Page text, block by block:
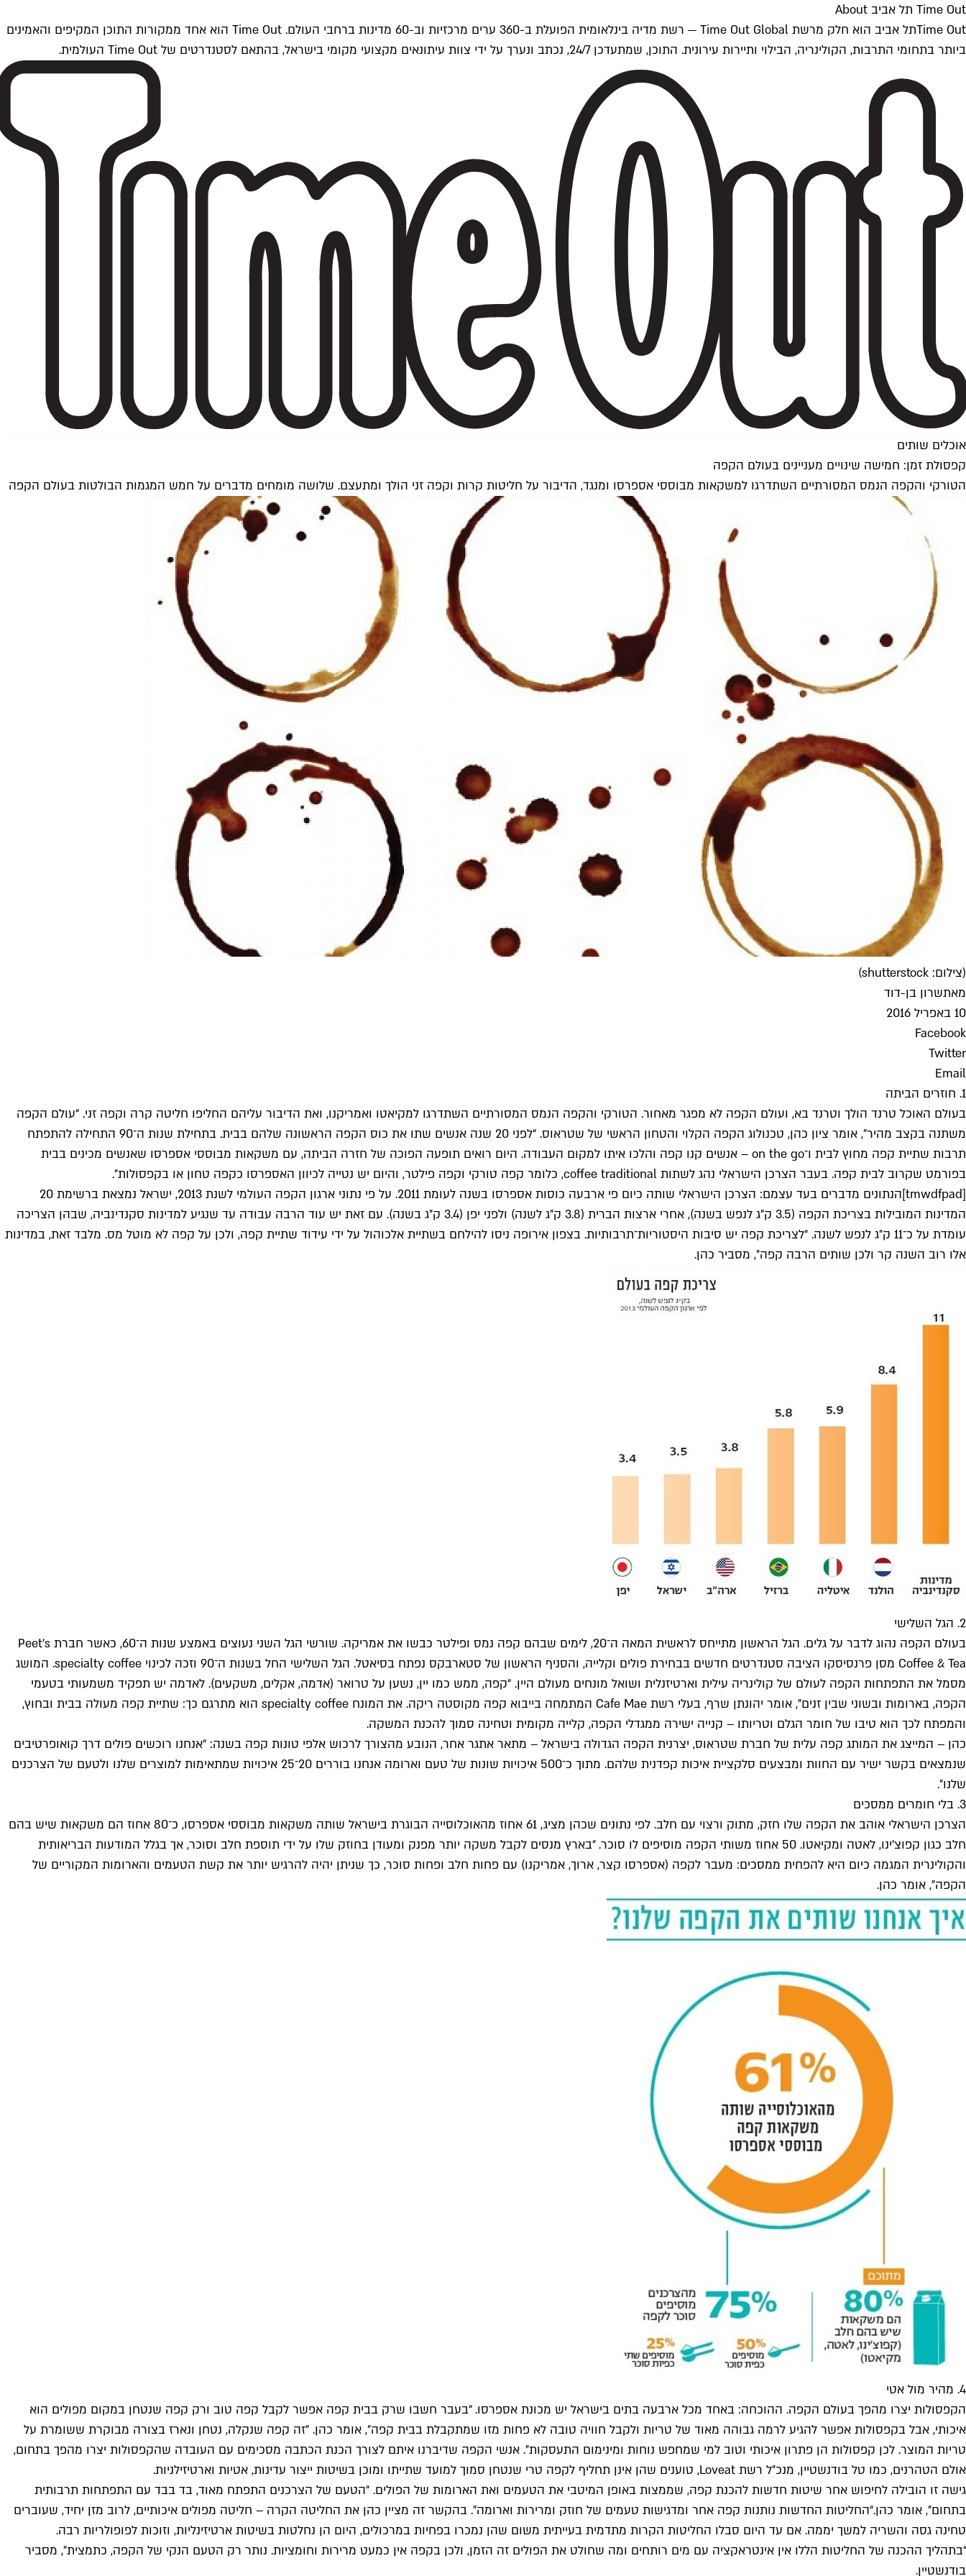
Time Out תל אביב About
Time Outתל אביב הוא חלק מרשת Time Out Global — רשת מדיה בינלאומית הפועלת ב-360 ערים מרכזיות וב-60 מדינות ברחבי העולם. Time Out הוא אחד ממקורות התוכן המקיפים והאמינים
ביותר בתחומי התרבות, הקולינריה, הבילוי ותיירות עירונית. התוכן, שמתעדכן 24/7, נכתב ונערך על ידי צוות עיתונאים מקצועי מקומי בישראל, בהתאם לסטנדרטים של Time Out העולמית.
אוכלים שותים
קפסולת זמן: חמישה שינויים מעניינים בעולם הקפה
הטורקי והקפה הנמס המסורתיים השתדרגו למשקאות מבוססי אספרסו ומנגד, הדיבור על חליטות קרות וקפה זני הולך ומתעצם. שלושה מומחים מדברים על חמש המגמות הבולטות בעולם הקפה
(צילום: shutterstock)
מאתשרון בן-דוד
10 באפריל 2016
Facebook
Twitter
Email
1. חוזרים הביתה
בעולם האוכל טרנד הולך וטרנד בא, ועולם הקפה לא מפגר מאחור. הטורקי והקפה הנמס המסורתיים השתדרגו למקיאטו ואמריקנו, ואת הדיבור עליהם החליפו חליטה קרה וקפה זני. “עולם הקפה
משתנה בקצב מהיר״, אומר ציון כהן, טכנולוג הקפה הקלוי והטחון הראשי של שטראוס. “לפני 20 שנה אנשים שתו את כוס הקפה הראשונה שלהם בבית. בתחילת שנות ה־90 התחילה להתפתח
תרבות שתיית קפה מחוץ לבית ו־on the go – אנשים קנו קפה והלכו איתו למקום העבודה. היום רואים תופעה הפוכה של חזרה הביתה, עם משקאות מבוססי אספרסו שאנשים מכינים בבית
בפורמט שקרוב לבית קפה. בעבר הצרכן הישראלי נהג לשתות coffee traditional, כלומר קפה טורקי וקפה פילטר, והיום יש נטייה לכיוון האספרסו כקפה טחון או בקפסולות״.
[tmwdfpad]הנתונים מדברים בעד עצמם: הצרכן הישראלי שותה כיום פי ארבעה כוסות אספרסו בשנה לעומת 2011. על פי נתוני ארגון הקפה העולמי לשנת 2013, ישראל נמצאת ברשימת 20
המדינות המובילות בצריכת הקפה (3.5 ק״ג לנפש בשנה), אחרי ארצות הברית (3.8 ק״ג לשנה) ולפני יפן (3.4 ק״ג בשנה). עם זאת יש עוד הרבה עבודה עד שנגיע למדינות סקנדינביה, שבהן הצריכה
עומדת על כ־11 ק״ג לנפש לשנה. “לצריכת קפה יש סיבות היסטוריות־תרבותיות. בצפון אירופה ניסו להילחם בשתיית אלכוהול על ידי עידוד שתיית קפה, ולכן על קפה לא מוטל מס. מלבד זאת, במדינות
אלו רוב השנה קר ולכן שותים הרבה קפה״, מסביר כהן.
2. הגל השלישי
בעולם הקפה נהוג לדבר על גלים. הגל הראשון מתייחס לראשית המאה ה־20, לימים שבהם קפה נמס ופילטר כבשו את אמריקה. שורשי הגל השני נעוצים באמצע שנות ה־60, כאשר חברת Peet's
Coffee & Tea מסן פרנסיסקו הציבה סטנדרטים חדשים בבחירת פולים וקלייה, והסניף הראשון של סטארבקס נפתח בסיאטל. הגל השלישי החל בשנות ה־90 וזכה לכינוי specialty coffee. המושג
מסמל את התפתחות הקפה לעולם של קולינריה עילית וארטיזנלית ושואל מונחים מעולם היין. “קפה, ממש כמו יין, נשען על טרואר (אדמה, אקלים, משקעים). לאדמה יש תפקיד משמעותי בטעמי
הקפה, בארומות ובשוני שבין זנים״, אומר יהונתן שרף, בעלי רשת Cafe Mae המתמחה בייבוא קפה מקוסטה ריקה. את המונח specialty coffee הוא מתרגם כך: שתיית קפה מעולה בבית ובחוץ,
והמפתח לכך הוא טיבו של חומר הגלם וטריותו – קנייה ישירה ממגדלי הקפה, קלייה מקומית וטחינה סמוך להכנת המשקה.
כהן – המייצג את המותג קפה עלית של חברת שטראוס, יצרנית הקפה הגדולה בישראל – מתאר אתגר אחר, הנובע מהצורך לרכוש אלפי טונות קפה בשנה: “אנחנו רוכשים פולים דרך קואופרטיבים
שנמצאים בקשר ישיר עם החוות ומבצעים סלקציית איכות קפדנית שלהם. מתוך כ־500 איכויות שונות של טעם וארומה אנחנו בוררים 20־25 איכויות שמתאימות למוצרים שלנו ולטעם של הצרכנים
שלנו״.
3. בלי חומרים ממסכים
הצרכן הישראלי אוהב את הקפה שלו חזק, מתוק ורצוי עם חלב. לפי נתונים שכהן מציג, 61 אחוז מהאוכלוסייה הבוגרת בישראל שותה משקאות מבוססי אספרסו, כ־80 אחוז הם משקאות שיש בהם
חלב כגון קפוצ׳ינו, לאטה ומקיאטו. 50 אחוז משותי הקפה מוסיפים לו סוכר. “בארץ מנסים לקבל משקה יותר מפנק ומעודן בחוזק שלו על ידי תוספת חלב וסוכר, אך בגלל המודעות הבריאותית
והקולינרית המגמה כיום היא להפחית ממסכים: מעבר לקפה (אספרסו קצר, ארוך, אמריקנו) עם פחות חלב ופחות סוכר, כך שניתן יהיה להרגיש יותר את קשת הטעמים והארומות המקוריים של
הקפה״, אומר כהן.
4. מהיר מול אטי
הקפסולות יצרו מהפך בעולם הקפה. ההוכחה: באחד מכל ארבעה בתים בישראל יש מכונת אספרסו. “בעבר חשבו שרק בבית קפה אפשר לקבל קפה טוב ורק קפה שנטחן במקום מפולים הוא
איכותי, אבל בקפסולות אפשר להגיע לרמה גבוהה מאוד של טריות ולקבל חוויה טובה לא פחות מזו שמתקבלת בבית קפה״, אומר כהן. ״זה קפה שנקלה, נטחן ונארז בצורה מבוקרת ששומרת על
טריות המוצר. לכן קפסולות הן פתרון איכותי וטוב למי שמחפש נוחות ומינימום התעסקות״. אנשי הקפה שדיברנו איתם לצורך הכנת הכתבה מסכימים עם העובדה שהקפסולות יצרו מהפך בתחום,
אולם הטהרנים, כמו טל בודנשטיין, מנכ״ל רשת Loveat, טוענים שהן אינן תחליף לקפה טרי שנטחן סמוך למועד שתייתו ומוכן בשיטות ייצור עדינות, אטיות וארטיזילניות.
גישה זו הובילה לחיפוש אחר שיטות חדשות להכנת קפה, שממצות באופן המיטבי את הטעמים ואת הארומות של הפולים. “הטעם של הצרכנים התפתח מאוד, בד בבד עם התפתחות תרבותית
בתחום״, אומר כהן.“החליטות החדשות נותנות קפה אחר ומדגישות טעמים של חוזק ומרירות וארומה״. בהקשר זה מציין כהן את החליטה הקרה – חליטה מפולים איכותיים, לרוב מזן יחיד, שעוברים
טחינה גסה והשריה למשך יממה. אם עד היום סבלו החליטות הקרות מתדמית בעייתית משום שהן נמכרו בפחיות במרכולים, היום הן נחלטות בשיטות ארטיזינליות, וזוכות לפופולריות רבה.
“בתהליך ההכנה של החליטות הללו אין אינטראקציה עם מים רותחים ומה שחולט את הפולים זה הזמן, ולכן בקפה אין כמעט מרירות וחומציות. נותר רק הטעם הנקי של הקפה, כתמצית״, מסביר
בודנשטיין.